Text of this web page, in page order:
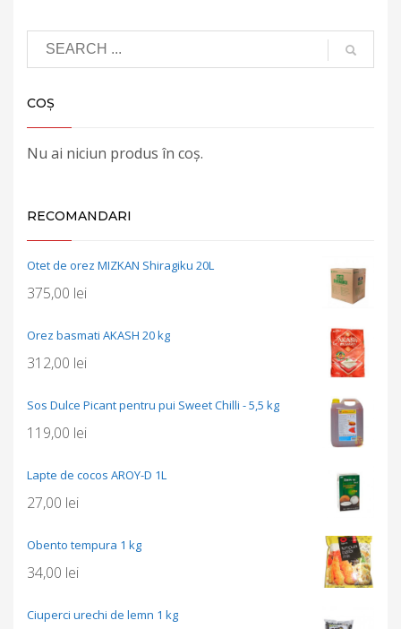
COȘ
Nu ai niciun produs în coș.
RECOMANDARI
Otet de orez MIZKAN Shiragiku 20L
375,00 lei
Orez basmati AKASH 20 kg
312,00 lei
Sos Dulce Picant pentru pui Sweet Chilli - 5,5 kg
119,00 lei
Lapte de cocos AROY-D 1L
27,00 lei
Obento tempura 1 kg
34,00 lei
Ciuperci urechi de lemn 1 kg